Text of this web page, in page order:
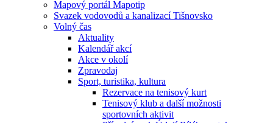
Mapový portál Mapotip
Svazek vodovodů a kanalizací Tišnovsko
Volný čas
Aktuality
Kalendář akcí
Akce v okolí
Zpravodaj
Sport, turistika, kultura
Rezervace na tenisový kurt
Tenisový klub a další možnosti
sportovních aktivit